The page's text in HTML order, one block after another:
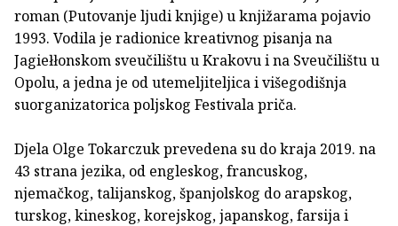
roman (Putovanje ljudi knjige) u knjižarama pojavio
1993. Vodila je radionice kreativnog pisanja na
Jagiełłonskom sveučilištu u Krakovu i na Sveučilištu u
Opolu, a jedna je od utemeljiteljica i višegodišnja
suorganizatorica poljskog Festivala priča.
Djela Olge Tokarczuk prevedena su do kraja 2019. na
43 strana jezika, od engleskog, francuskog,
njemačkog, talijanskog, španjolskog do arapskog,
turskog, kineskog, korejskog, japanskog, farsija i